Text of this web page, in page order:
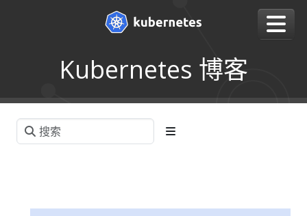
Kubernetes 博客